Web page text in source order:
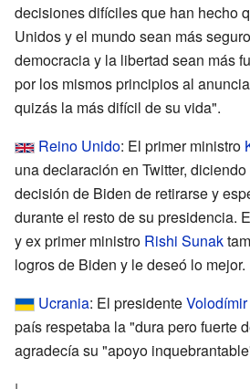
decisiones difíciles que han hecho
Unidos y el mundo sean más
democracia y la libertad sean más
por los mismos principios al
quizás la más difícil de su vida".
Reino Unido: El primer ministro
una declaración en Twitter,
decisión de Biden de retirarse y
durante el resto de su presidencia.
y ex primer ministro Rishi Sunak
logros de Biden y le deseó lo mejor.
Ucrania: El presidente
país respetaba la "dura pero fuerte
agradecía su "apoyo